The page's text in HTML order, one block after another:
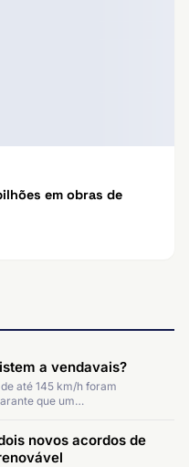
em obras de
a vendavais?
até 145 km/h foram
que um…
novos acordos de